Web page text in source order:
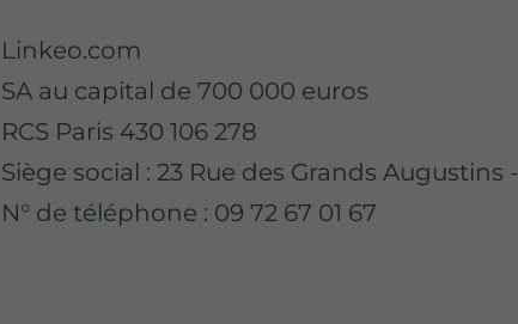
Linkeo.com
SA au capital de 700 000 euros
RCS Paris 430 106 278
Siège social : 23 Rue des Grands Augustins
N° de téléphone : 09 72 67 01 67